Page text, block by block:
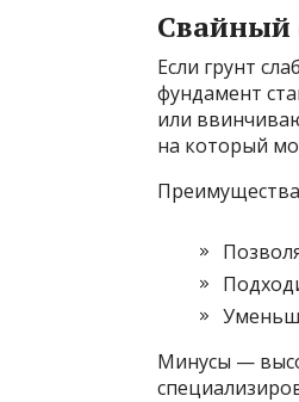
Свайный
Если грунт
фундамент
или
на который
Минусы —